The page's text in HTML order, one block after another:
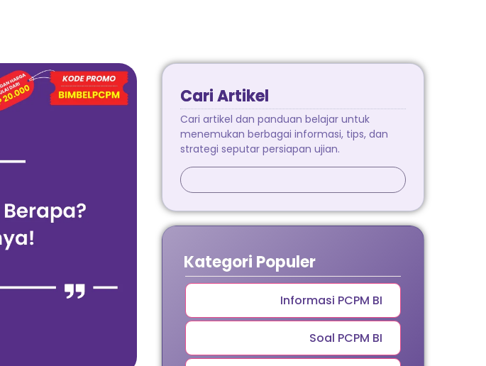
Cari Artikel
Cari artikel dan panduan belajar untuk
menemukan berbagai informasi, tips, dan
strategi seputar persiapan ujian.
Kategori Populer
Informasi PCPM BI
Soal PCPM BI